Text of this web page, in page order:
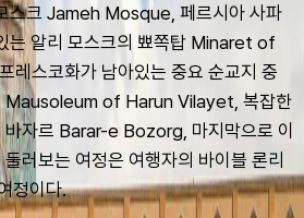
스크 Jameh Mosque, 페르시아 사파
는 알리 모스크의 뾰쪽탑 Minaret of
스코화가 남아있는 중요 순교지 중
Mausoleum of Harun Vilayet, 복잡한
바자르 Barar-e Bozorg, 마지막으로 이
러보는 여정은 여행자의 바이블 론리
정이다.